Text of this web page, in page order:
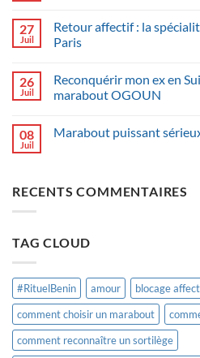
27
Juil
Retour affectif : la
Paris
26
Juil
Reconquérir mon ex en
marabout OGOUN
08
Juil
Marabout puissant
RECENTS COMMENTAIRES
TAG CLOUD
#RituelBenin amour
blocage
comment choisir un marabout
comment reconnaître un sortilège